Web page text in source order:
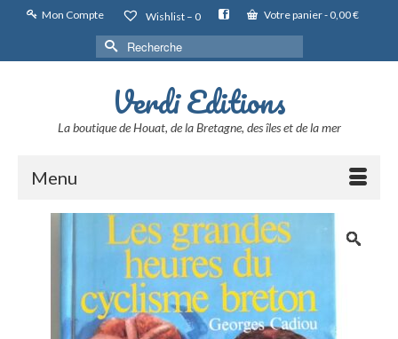
Mon Compte Wishlist – 0 Votre panier- 0,00€
Rechercher :
Verdi Editions
La boutique de Houat, de la Bretagne, des îles et de la mer
Menu